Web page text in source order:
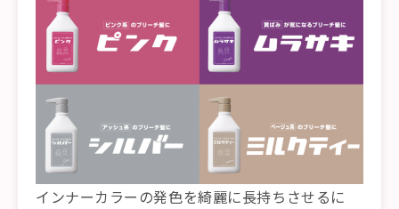
インナーカラーの発色を綺麗に長持ちさせるに